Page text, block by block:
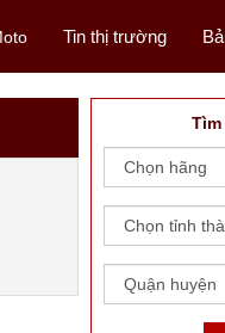
Tin thị trường